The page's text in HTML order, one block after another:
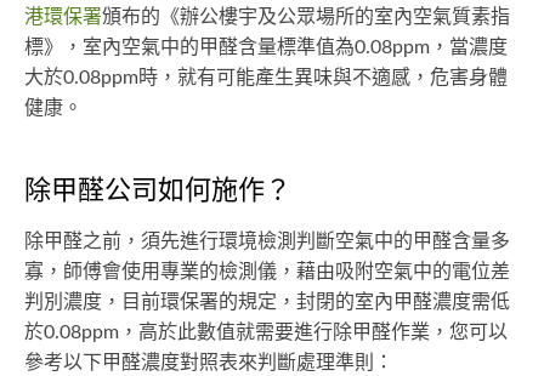
港環保署頒布的《辦公樓宇及公眾場所的室內空氣質素指
標》，室內空氣中的甲醛含量標準值為0.08ppm，當濃度
大於0.08ppm時，就有可能產生異味與不適感，危害身體
健康。
除甲醛公司如何施作？
除甲醛之前，須先進行環境檢測判斷空氣中的甲醛含量多
寡，師傅會使用專業的檢測儀，藉由吸附空氣中的電位差
判別濃度，目前環保署的規定，封閉的室內甲醛濃度需低
於0.08ppm，高於此數值就需要進行除甲醛作業，您可以
參考以下甲醛濃度對照表來判斷處理準則：